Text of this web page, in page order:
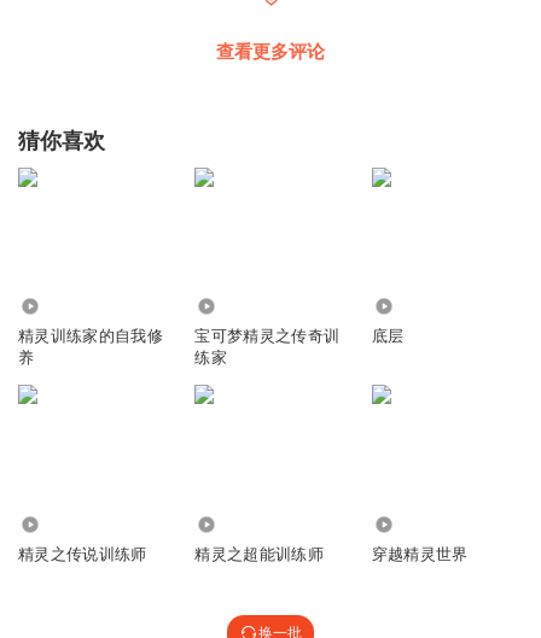
回复
回复 2025-01-26
查看更多评论
猜你喜欢
精灵训练家的自我修
养
宝可梦精灵之传奇训
练家
底层
精灵之传说训练师 精灵之超能训练师 穿越精灵世界
换一批